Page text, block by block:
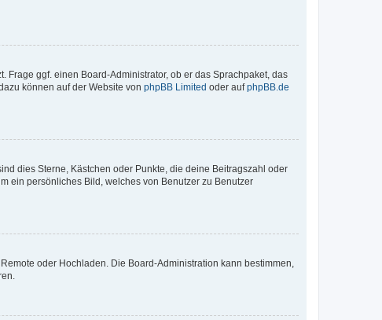
ggf. einen Board-Administrator, ob er das Sprachpaket, das
können auf der Website von phpBB Limited oder aufphpBB.de
dies Sterne, Kästchen oder Punkte, die deine Beitragszahl oder
ein persönliches Bild, welches von Benutzer zu Benutzer
oder Hochladen. Die Board-Administration kann bestimmen,